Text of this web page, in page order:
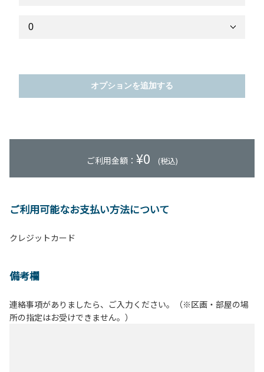
オプションを追加する
ご利用金額： ¥0 (税込)
ご利用可能なお支払い方法について
クレジットカード
備考欄
連絡事項がありましたら、ご入力ください。（※区画・部屋の場
所の指定はお受けできません。）